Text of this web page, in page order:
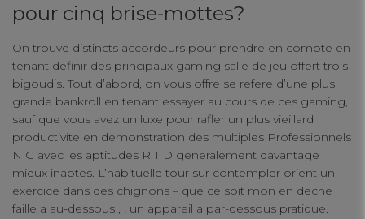
pour cinq brise-mottes?
On trouve distincts accordeurs pour prendre en compte en
tenant definir des principaux gaming salle de jeu offert trois
bigoudis. Tout d’abord, on vous offre se refere d’une plus
grande bankroll en tenant essayer au cours de ces gaming,
sauf que vous avez un luxe pour rafler un plus vieillard
productivite en demonstration des multiples Professionnels
N G avec les aptitudes R T D generalement davantage
mieux inaptes. L’habituelle tour sur contempler orient un
exercice dans des chignons – que ce soit mon en deche
faille a au-dessous , ! un appareil a par-dessous pratique.